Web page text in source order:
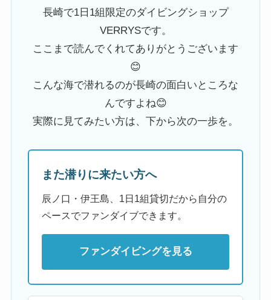
長崎で1日1組限定のダイビングショップ
VERRYSです。
ここまで読んでくれてありがとうございます
😊
こんな海で潜れるのが長崎の面白いところな
んですよね😊
実際に見てみたい方は、下から次の一歩を。
また潜りに来たい方へ
辰ノ口・伊王島、1日1組貸切だから自分の
ペースでファンダイブできます。
ファンダイビングを見る